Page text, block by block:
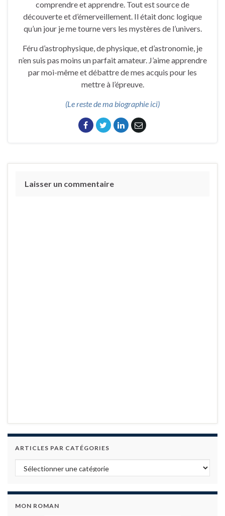
comprendre et apprendre. Tout est source de
découverte et d’émerveillement. Il était donc logique
qu’un jour je me tourne vers les mystères de l’univers.
Féru d’astrophysique, de physique, et d’astronomie, je
n’en suis pas moins un parfait amateur. J’aime apprendre
par moi-même et débattre de mes acquis pour les
mettre à l’épreuve.
(Le reste de ma biographie ici)
Laisser un commentaire
ARTICLES PAR CATÉGORIES
Articles par catégories
MON ROMAN